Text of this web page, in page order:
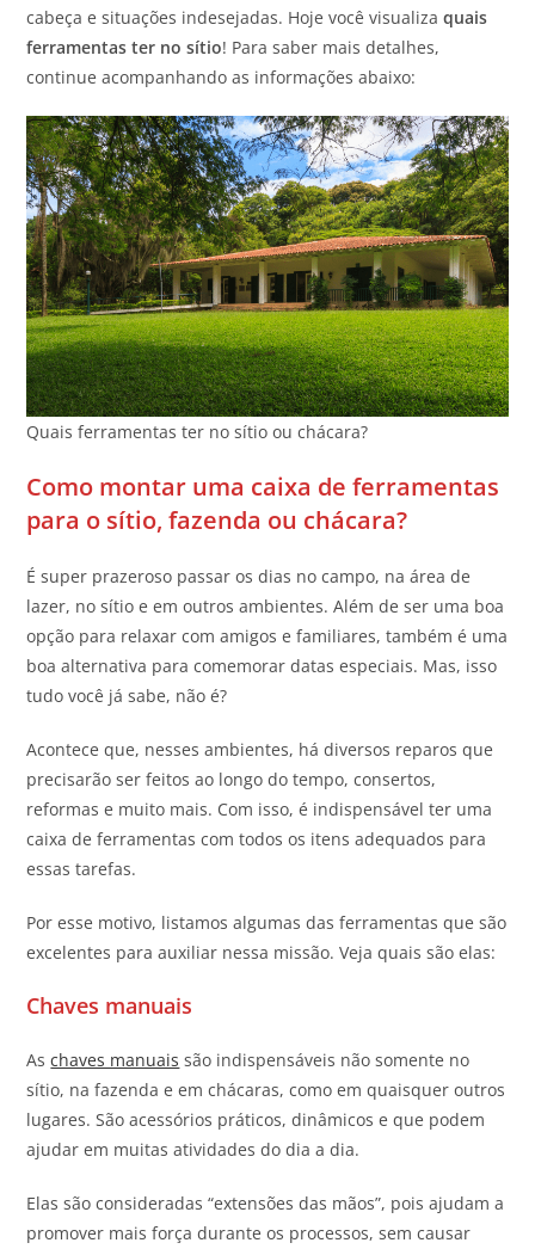
cabeça e situações indesejadas. Hoje você visualizaquais
ferramentas ter no sítio! Para saber mais detalhes,
continue acompanhando as informações abaixo:
Quais ferramentas ter no sítio ou chácara?
Como montar uma caixa de ferramentas
para o sítio, fazenda ou chácara?
É super prazeroso passar os dias no campo, na área de
lazer, no sítio e em outros ambientes. Além de ser uma boa
opção para relaxar com amigos e familiares, também é uma
boa alternativa para comemorar datas especiais. Mas, isso
tudo você já sabe, não é?
Acontece que, nesses ambientes, há diversos reparos que
precisarão ser feitos ao longo do tempo, consertos,
reformas e muito mais. Com isso, é indispensável ter uma
caixa de ferramentas com todos os itens adequados para
essas tarefas.
Por esse motivo, listamos algumas das ferramentas que são
excelentes para auxiliar nessa missão. Veja quais são elas:
Chaves manuais
Aschaves manuais são indispensáveis não somente no
sítio, na fazenda e em chácaras, como em quaisquer outros
lugares. São acessórios práticos, dinâmicos e que podem
ajudar em muitas atividades do dia a dia.
Elas são consideradas “extensões das mãos”, pois ajudam a
promover mais força durante os processos, sem causar